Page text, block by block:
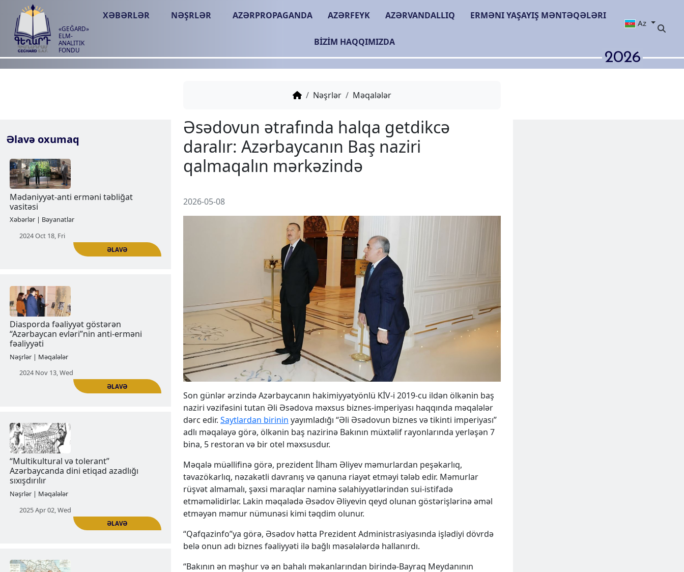
«GEĞARD»
ELM-
ANALITIK
FONDU
XƏBƏRLƏR NƏŞRLƏR AZƏRPROPAGANDA AZƏRFEYK AZƏRVANDALLIQ ERMƏNI YAŞAYIŞ MƏNTƏQƏLƏRI
BIZIM HAQQIMIZDA
Az
2026
Əlavə oxumaq
Mədəniyyət-anti erməni təbliğat
2024 Oct 18, Fri
fəaliyyəti
Nəşrlər | Məqalələr
2024 Nov 13, Wed
Nəşrlər Məqalələr
Əsədovun ətrafında halqa getdikcə
daralır: Azərbaycanın Baş naziri
2026-05-08
Son günlər ərzində Azərbaycanın hakimiyyətyönlü KİV-i 2019-cu ildən ölkənin baş
naziri vəzifəsini tutan Əli Əsədova məxsus biznes-imperiyası haqqında məqalələr
dərc edir. Saytlardan birinin yayımladığı “Əli Əsədovun biznes və tikinti imperiyası”
adlı məqaləyə görə, ölkənin baş nazirinə Bakının müxtəlif rayonlarında yerləşən 7
bina, 5 restoran və bir otel məxsusdur.
Məqalə müəllifinə görə, prezident İlham Əliyev məmurlardan peşəkarlıq,
təvazökarlıq, nəzakətli davranış və qanuna riayət etməyi tələb edir. Məmurlar
rüşvət almamalı, şəxsi maraqlar naminə səlahiyyətlərindən sui-istifadə
etməməlidirlər. Lakin məqalədə Əsədov Əliyevin qeyd olunan göstərişlərinə əməl
etməyən məmur nümunəsi kimi təqdim olunur.
“Qafqazinfo”ya görə, Əsədov hətta Prezident Administrasiyasında işlədiyi dövrdə
belə onun adı biznes fəaliyyəti ilə bağlı məsələlərdə hallanırdı.
“Bakının ən məşhur və ən bahalı məkanlarından birində-Bayraq Meydanının